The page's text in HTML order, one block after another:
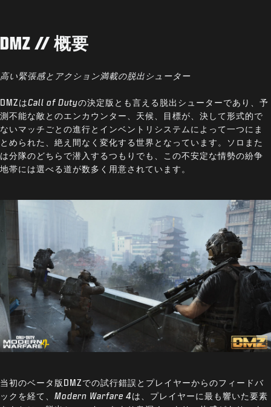
DMZ // 概要
高い緊張感とアクション満載の脱出シューター
DMZはCall of Dutyの決定版とも言える脱出シューターであり、予
測不能な敵とのエンカウンター、天候、目標が、決して形式的で
ないマッチごとの進行とインベントリシステムによって一つにま
とめられた、絶え間なく変化する世界となっています。ソロまた
は分隊のどちらで潜入するつもりでも、この不安定な情勢の紛争
地帯には選べる道が数多く用意されています。
当初のベータ版DMZでの試行錯誤とプレイヤーからのフィードバ
ックを経て、 Modern Warfare 4は、プレイヤーに最も響いた要素